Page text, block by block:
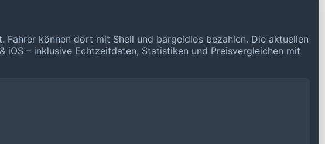
Fahrer können dort mit Shell und bargeldlos bezahlen. Die aktuellen
iOS – inklusive Echtzeitdaten, Statistiken und Preisvergleichen mit